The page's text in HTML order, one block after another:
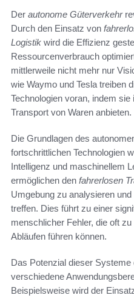
Der autonome Güterverkehr
Durch den Einsatz von
Logistik wird die Effizienz
Ressourcenverbrauch
mittlerweile nicht mehr nur
wie Waymo und Tesla treiben
Technologien voran, indem
Transport von Waren anbieten.
Die Grundlagen des
fortschrittlichen Technologien
Intelligenz und maschinellem
ermöglichen den fahrerlosen
Umgebung zu analysieren
treffen. Dies führt zu einer
menschlicher Fehler, die oft
Abläufen führen können.
Das Potenzial dieser
verschiedene
Beispielsweise wird der